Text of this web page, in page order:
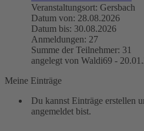
Veranstaltungsort: Gersbach
Datum von: 28.08.2026
Datum bis: 30.08.2026
Anmeldungen: 27
Summe der Teilnehmer: 31
angelegt von Waldi69 -
Meine Einträge
Du kannst Einträge erstellen
angemeldet bist.